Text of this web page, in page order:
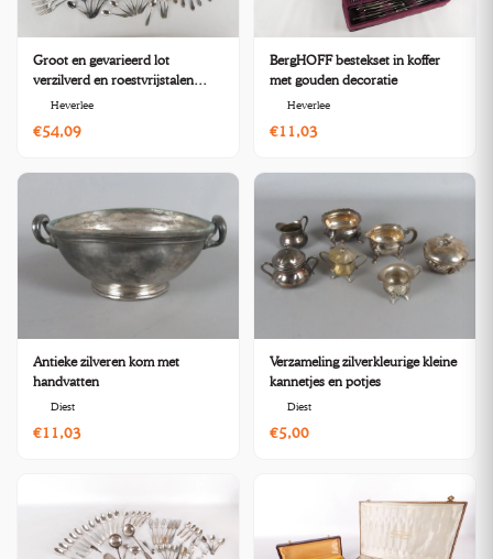
Groot en gevarieerd lot
verzilverd en roestvrijstalen
bestekHeverlee
€54,09
BergHOFF bestekset in koffer
met gouden decoratie
Heverlee
€11,03
Antieke zilveren kom met
handvatten
Diest
€11,03
Verzameling zilverkleurige kleine
kannetjes en potjes
Diest
€5,00